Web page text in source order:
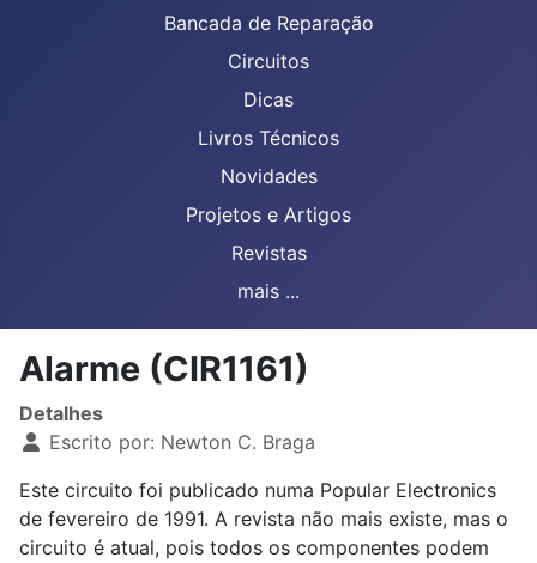
Bancada de Reparação
Circuitos
Dicas
Livros Técnicos
Novidades
Projetos e Artigos
Revistas
mais ...
Alarme (CIR1161)
Detalhes
Escrito por: Newton C. Braga
Este circuito foi publicado numa Popular Electronics
de fevereiro de 1991. A revista não mais existe, mas o
circuito é atual, pois todos os componentes podem